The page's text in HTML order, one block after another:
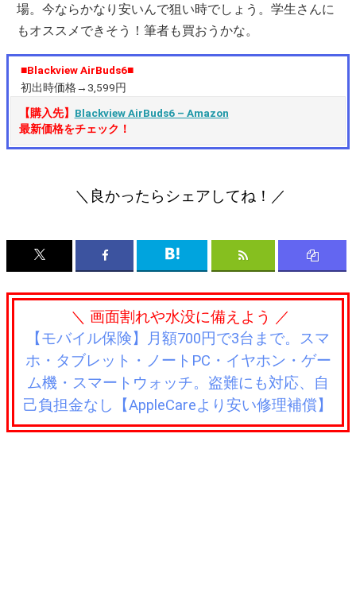
場。今ならかなり安いんで狙い時でしょう。学生さんに
もオススメできそう！筆者も買おうかな。
■Blackview AirBuds6■
初出時価格→3,599円
【購入先】 Blackview AirBuds6 – Amazon
最新価格をチェック！
＼良かったらシェアしてね！／
＼ 画面割れや水没に備えよう ／
【モバイル保険】月額700円で3台まで。スマ
ホ・タブレット・ノートPC・イヤホン・ゲー
ム機・スマートウォッチ。盗難にも対応、自
己負担金なし【AppleCareより安い修理補償】